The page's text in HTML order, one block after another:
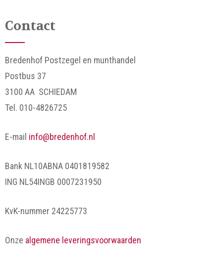
Contact
Bredenhof Postzegel en munthandel
Postbus 37
3100 AA SCHIEDAM
Tel. 010-4826725
E-mail info@bredenhof.nl
Bank NL10ABNA 0401819582
ING NL54INGB 0007231950
KvK-nummer 24225773
Onze algemene leveringsvoorwaarden